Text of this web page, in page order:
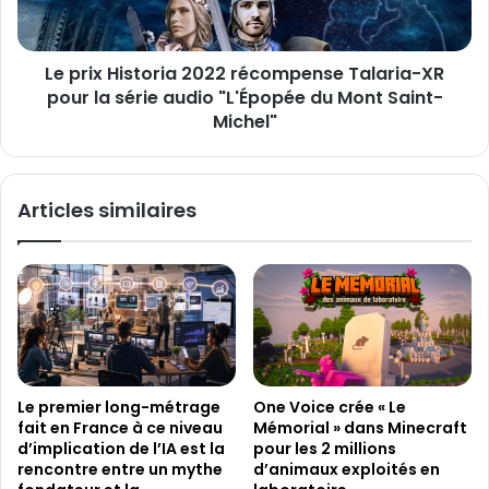
x
,
d
a
b
l
i
c
i
é
a
r
r
i
s
a
0
r
é
c
o
m
e
n
e
Le prix Historia 2022 récompense Talaria-XR
pour la série audio "L'Épopée du Mont Saint-
Michel"
Articles similaires
Le premier long-métrage
fait en France à ce niveau
d’implication de l’IA est la
rencontre entre un mythe
One Voice crée « Le
Mémorial » dans Minecraft
pour les 2 millions
d’animaux exploités en